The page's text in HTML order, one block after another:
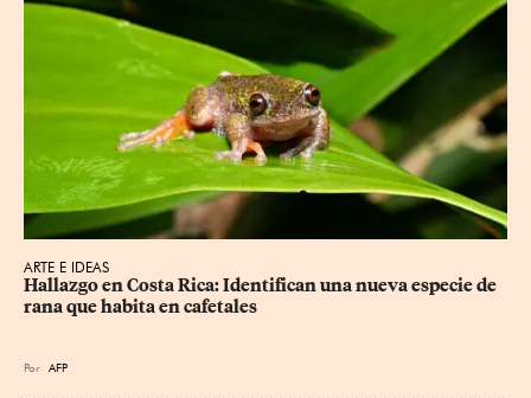
ARTE E IDEAS
Hallazgo en Costa Rica: Identifican una nueva especie de
rana que habita en cafetales
Por AFP